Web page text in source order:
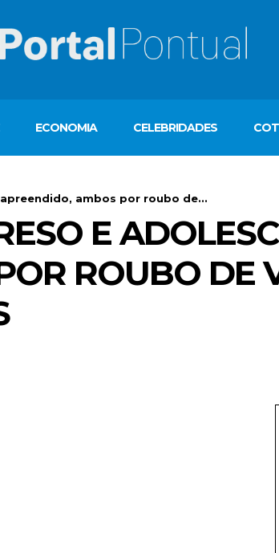
ECONOMIA CELEBRIDADES
ambos por roubo de...
E
ROUBO DE